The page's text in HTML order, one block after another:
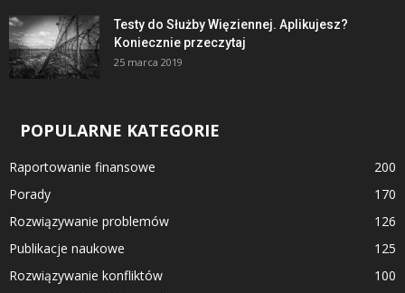
Testy do Służby Więziennej. Aplikujesz?
Koniecznie przeczytaj
25 marca 2019
POPULARNE KATEGORIE
Raportowanie finansowe
200
Porady
170
Rozwiązywanie problemów
126
Publikacje naukowe
125
Rozwiązywanie konfliktów
100